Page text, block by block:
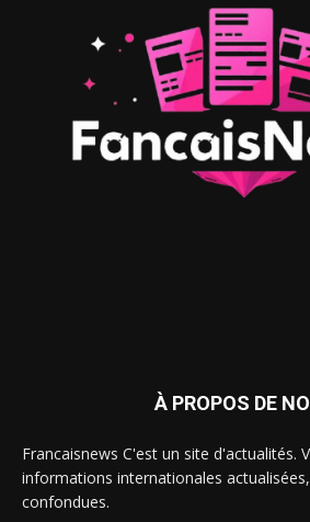
À PROPOS DE
Francaisnews C'est un site d'actualités.
informations internationales
confondues.